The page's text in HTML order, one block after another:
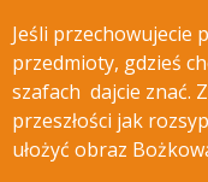
Jeśli przechowujecie
przedmioty, gdzieś
szafach dajcie znać.
przeszłości jak
ułożyć obraz